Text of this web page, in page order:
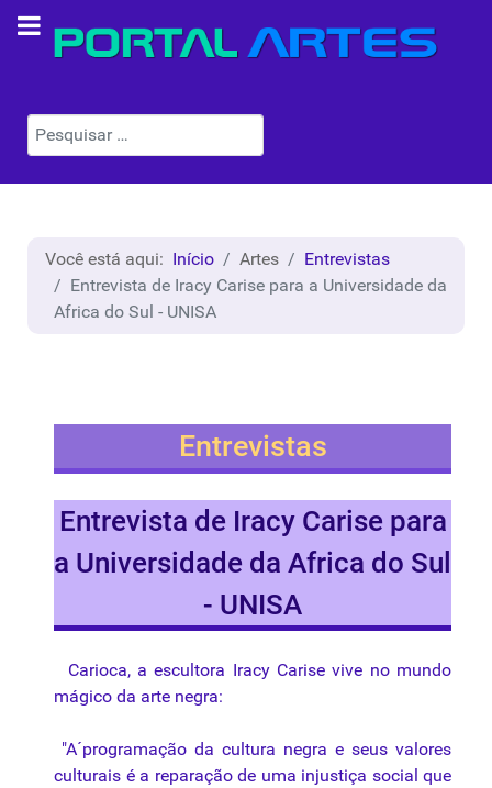
Pesquisar
Você está aqui: Início Artes
Entrevistas
Entrevista de Iracy Carise para a Universidade da
Africa do Sul - UNISA
Entrevistas
Entrevista de Iracy Carise para
a Universidade da Africa do Sul
- UNISA
Carioca, a escultora Iracy Carise vive no mundo
mágico da arte negra:
"A´programação da cultura negra e seus valores
culturais é a reparação de uma injustiça social que